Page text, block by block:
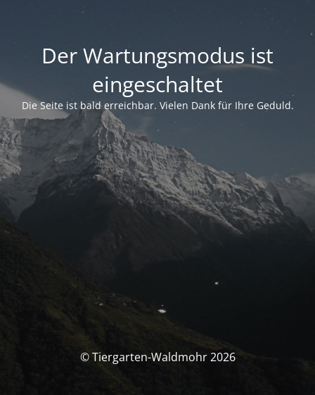
Der Wartungsmodus ist
eingeschaltet
Die Seite ist bald erreichbar. Vielen Dank für Ihre Geduld.
© Tiergarten-Waldmohr 2026